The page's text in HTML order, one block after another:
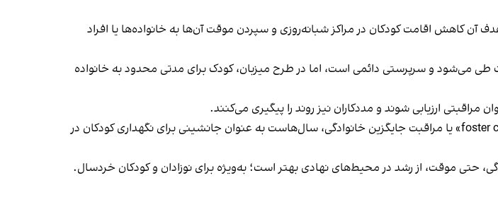
سازمان بهزیستی، طرح «میزبان» از سال ۱۴۰۲ آغاز شده و هدف آن کاهش اقامت کودکان در مراکز شبانه‌روزی و سپردن موقت آن‌ها به خانواده‌ها یا افراد
طی می‌شود و سرپرستی دائمی است، اما در طرح میزبان، کودک برای مدتی محدود به خانواده
ارزیابی شوند و مددکاران نیز روند را پیگیری می‌کنند.
در بسیاری از کشورهای جهان نیز مدل‌هایی مشابه وجود دارد. نظام‌های فاستر کر «foster care» یا مراقبت جایگزین خانوادگی، سال‌هاست به عنوان جانشینی برای نگهداری کودکان در
موقت، از رشد در محیط‌های نهادی بهتر است؛ به‌ویژه برای نوزادان و کودکان خردسال.